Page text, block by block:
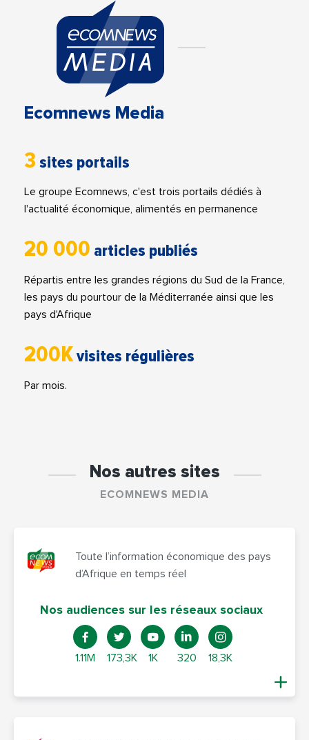
Ecomnews Media
3 sites portails
Le groupe Ecomnews, c'est trois portails dédiés à
l'actualité économique, alimentés en permanence
20 000 articles publiés
Répartis entre les grandes régions du Sud de la France,
les pays du pourtour de la Méditerranée ainsi que les
pays d'Afrique
200Kvisites régulières
Par mois.
Nos autres sites
ECOMNEWS MEDIA
Toute l’information économique des pays
d’Afrique en temps réel
Nos audiences sur les réseaux sociaux
1.11M 173,3K 1K 320 18,3K